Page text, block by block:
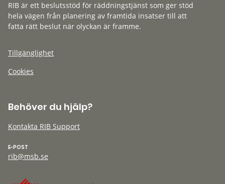
RIB är ett beslutsstöd för räddningstjänst som ger stöd
hela vägen från planering av framtida insatser till att
fatta rätt beslut när olyckan är framme.
Tillgänglighet
Cookies
Behöver du hjälp?
Kontakta RIB Support
E-POST
rib@msb.se